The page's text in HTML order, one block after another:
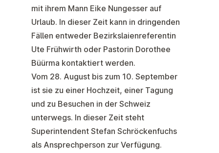
mit ihrem Mann Eike Nungesser auf
Urlaub. In dieser Zeit kann in dringenden
Fällen entweder Bezirkslaienreferentin
Ute Frühwirth oder Pastorin Dorothee
Büürma kontaktiert werden.
Vom 28. August bis zum 10. September
ist sie zu einer Hochzeit, einer Tagung
und zu Besuchen in der Schweiz
unterwegs. In dieser Zeit steht
Superintendent Stefan Schröckenfuchs
als Ansprechperson zur Verfügung.